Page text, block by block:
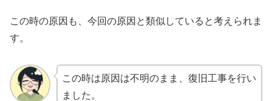
この時の原因も、今回の原因と類似していると考えられま
す。
この時は原因は不明のまま、復旧工事を行い
ました。